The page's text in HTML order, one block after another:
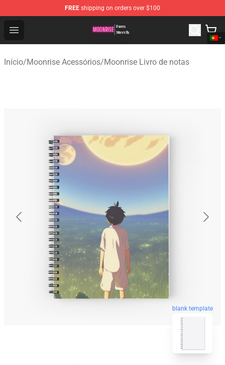
FREE shipping on orders over $100
Open menu
Moonrise Store - Official Moonrise Merchandise Shop
Início/Moonrise Acessórios/Moonrise Livro de notas
blank template